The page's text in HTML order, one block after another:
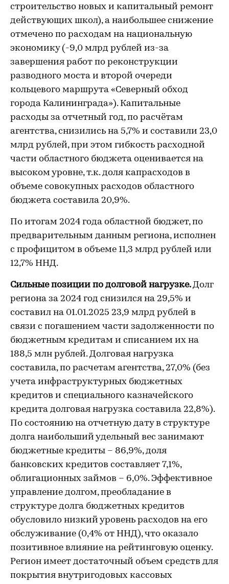
строительство новых и капитальный ремонт
действующих школ), а наибольшее снижение
отмечено по расходам на национальную
экономику (-9,0 млрд рублей из-за
завершения работ по реконструкции
разводного моста и второй очереди
кольцевого маршрута «Северный обход
города Калининграда»). Капитальные
расходы за отчетный год, по расчётам
агентства, снизились на 5,7% и составили 23,0
млрд рублей, при этом гибкость расходной
части областного бюджета оценивается на
высоком уровне, т.к. доля капрасходов в
объеме совокупных расходов областного
бюджета составила 20,9%.
По итогам 2024 года областной бюджет, по
предварительным данным региона, исполнен
с профицитом в объеме 11,3 млрд рублей или
12,7% ННД.
Сильные позиции по долговой нагрузке.Долг
региона за 2024 год снизился на 29,5% и
составил на 01.01.2025 23,9 млрд рублей в
связи с погашением части задолженности по
бюджетным кредитам и списанием их на
188,5 млн рублей. Долговая нагрузка
составила, по расчетам агентства, 27,0% (без
учета инфраструктурных бюджетных
кредитов и специального казначейского
кредита долговая нагрузка составила 22,8%).
По состоянию на отчетную дату в структуре
долга наибольший удельный вес занимают
бюджетные кредиты – 86,9%, доля
банковских кредитов составляет 7,1%,
облигационных займов – 6,0%. Эффективное
управление долгом, преобладание в
структуре долга бюджетных кредитов
обусловило низкий уровень расходов на его
обслуживание (0,4% от ННД), что оказало
позитивное влияние на рейтинговую оценку.
Регион имеет достаточный объем средств для
покрытия внутригодовых кассовых